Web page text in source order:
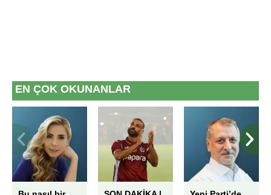
EN ÇOK OKUNANLAR